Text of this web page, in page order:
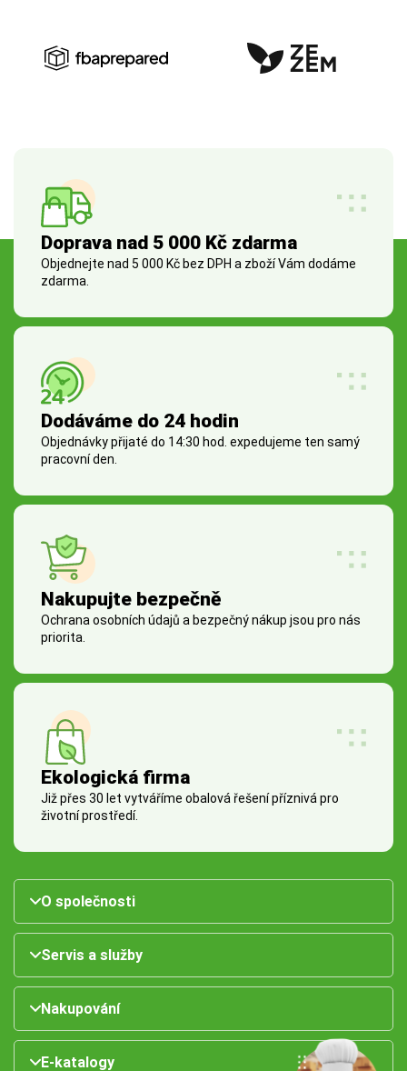
Doprava nad 5 000 Kč zdarma
Objednejte nad 5 000 Kč bez DPH a zboží Vám dodáme
zdarma.
Dodáváme do 24 hodin
Objednávky přijaté do 14:30 hod. expedujeme ten samý
pracovní den.
Nakupujte bezpečně
Ochrana osobních údajů a bezpečný nákup jsou pro nás
priorita.
Ekologická firma
Již přes 30 let vytváříme obalová řešení příznivá pro
životní prostředí.
O společnosti
Servis a služby
Nakupování
E-katalogy